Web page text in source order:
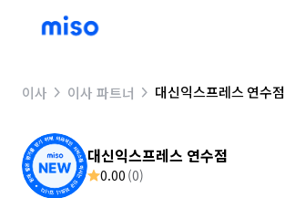
이사 이사 파트너 대신익스프레스 연수점
대신익스프레스 연수점
0.00 (0)